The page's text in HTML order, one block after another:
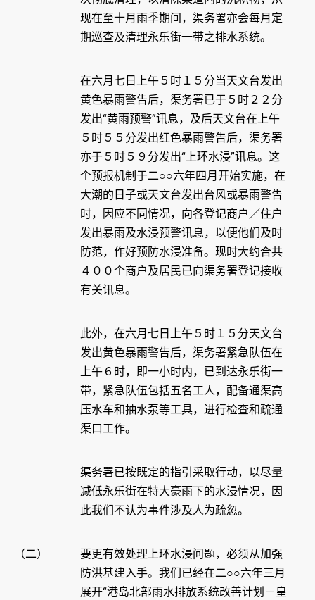
现在至十月雨季期间，渠务署亦会每月定
期巡查及清理永乐街一带之排水系统。
在六月七日上午５时１５分当天文台发出
黄色暴雨警告后，渠务署已于５时２２分
发出“黄雨预警”讯息，及后天文台在上午
５时５５分发出红色暴雨警告后，渠务署
亦于５时５９分发出“上环水浸”讯息。这
个预报机制于二○○六年四月开始实施，在
大潮的日子或天文台发出台风或暴雨警告
时，因应不同情况，向各登记商户／住户
发出暴雨及水浸预警讯息，以便他们及时
防范，作好预防水浸准备。现时大约合共
４００个商户及居民已向渠务署登记接收
有关讯息。
此外，在六月七日上午５时１５分天文台
发出黄色暴雨警告后，渠务署紧急队伍在
上午６时，即一小时内，已到达永乐街一
带，紧急队伍包括五名工人，配备通渠高
压水车和抽水泵等工具，进行检查和疏通
渠口工作。
渠务署已按既定的指引采取行动，以尽量
减低永乐街在特大豪雨下的水浸情况，因
此我们不认为事件涉及人为疏忽。
（二）
要更有效处理上环水浸问题，必须从加强
防洪基建入手。我们已经在二○○六年三月
展开“港岛北部雨水排放系统改善计划－皇